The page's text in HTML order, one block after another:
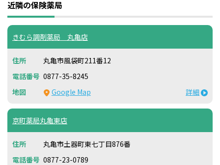
近隣の保険薬局
きむら調剤薬局 丸亀店
丸亀市風袋町211番12
0877-35-8245
Google Map
詳細
京町薬局丸亀東店
丸亀市土器町東七丁目876番
0877-23-0789